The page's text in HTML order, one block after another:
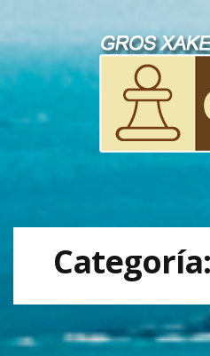
Categoría: